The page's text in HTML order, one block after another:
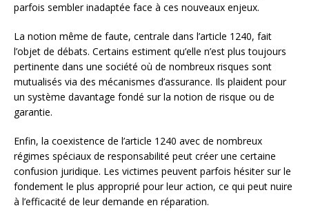
parfois sembler inadaptée face à ces nouveaux enjeux.
La notion même de faute, centrale dans l’article 1240, fait
l’objet de débats. Certains estiment qu’elle n’est plus toujours
pertinente dans une société où de nombreux risques sont
mutualisés via des mécanismes d’assurance. Ils plaident pour
un système davantage fondé sur la notion de risque ou de
garantie.
Enfin, la coexistence de l’article 1240 avec de nombreux
régimes spéciaux de responsabilité peut créer une certaine
confusion juridique. Les victimes peuvent parfois hésiter sur le
fondement le plus approprié pour leur action, ce qui peut nuire
à l’efficacité de leur demande en réparation.